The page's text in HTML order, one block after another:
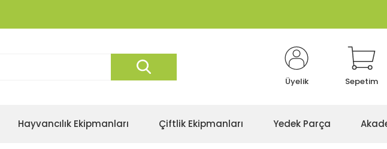
Üyelik Sepetim
Hayvancılık Ekipmanları Çiftlik Ekipmanları Yedek Parça